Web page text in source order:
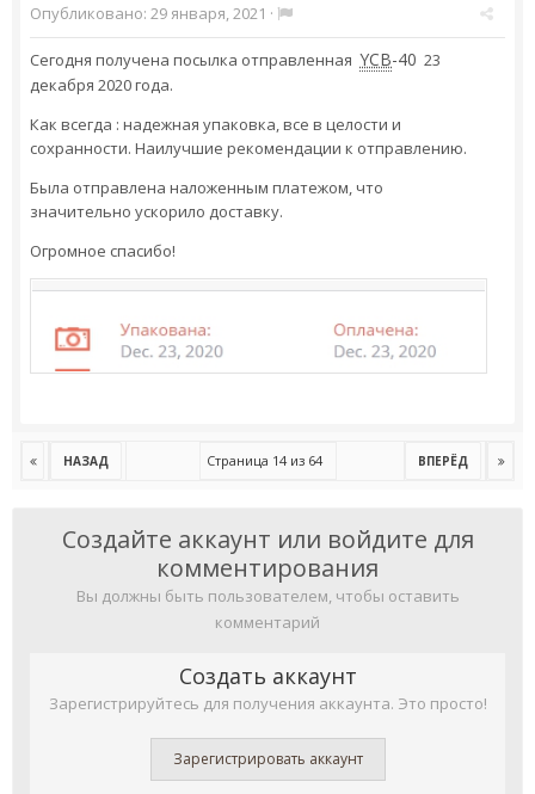
Опубликовано: 29 января, 2021 ·
Сегодня получена посылка отправленная YCB-40 23
декабря 2020 года.
Как всегда : надежная упаковка, все в целости и
сохранности. Наилучшие рекомендации к отправлению.
Была отправлена наложенным платежом, что
значительно ускорило доставку.
Огромное спасибо!
НАЗАД ВПЕРЁД
Страница 14 из 64
Создайте аккаунт или войдите для
комментирования
Вы должны быть пользователем, чтобы оставить
комментарий
Создать аккаунт
Зарегистрируйтесь для получения аккаунта. Это просто!
Зарегистрировать аккаунт